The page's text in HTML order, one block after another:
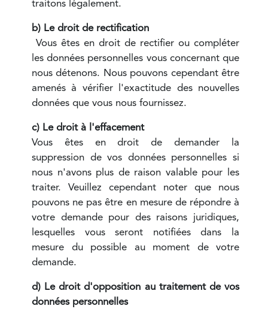
traitons légalement.
b) Le droit de rectification
Vous êtes en droit de rectifier ou compléter
les données personnelles vous concernant que
nous détenons. Nous pouvons cependant être
amenés à vérifier l'exactitude des nouvelles
données que vous nous fournissez.
c) Le droit à l'effacement
Vous êtes en droit de demander la
suppression de vos données personnelles si
nous n'avons plus de raison valable pour les
traiter. Veuillez cependant noter que nous
pouvons ne pas être en mesure de répondre à
votre demande pour des raisons juridiques,
lesquelles vous seront notifiées dans la
mesure du possible au moment de votre
demande.
d) Le droit d'opposition au traitement de vos
données personnelles